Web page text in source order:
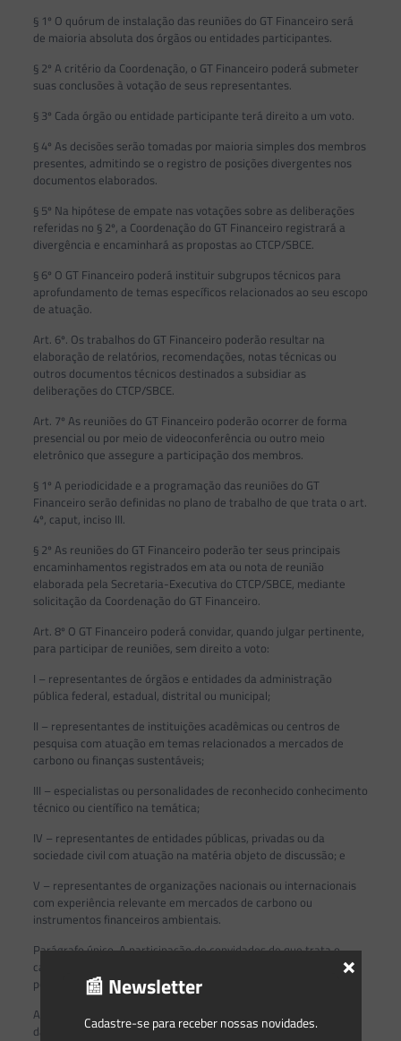
§ 1º O quórum de instalação das reuniões do GT Financeiro será
de maioria absoluta dos órgãos ou entidades participantes.
§ 2º A critério da Coordenação, o GT Financeiro poderá submeter
suas conclusões à votação de seus representantes.
§ 3º Cada órgão ou entidade participante terá direito a um voto.
§ 4º As decisões serão tomadas por maioria simples dos membros
presentes, admitindo se o registro de posições divergentes nos
documentos elaborados.
§ 5º Na hipótese de empate nas votações sobre as deliberações
referidas no § 2º, a Coordenação do GT Financeiro registrará a
divergência e encaminhará as propostas ao CTCP/SBCE.
§ 6º O GT Financeiro poderá instituir subgrupos técnicos para
aprofundamento de temas específicos relacionados ao seu escopo
de atuação.
Art. 6º. Os trabalhos do GT Financeiro poderão resultar na
elaboração de relatórios, recomendações, notas técnicas ou
outros documentos técnicos destinados a subsidiar as
deliberações do CTCP/SBCE.
Art. 7º As reuniões do GT Financeiro poderão ocorrer de forma
presencial ou por meio de videoconferência ou outro meio
eletrônico que assegure a participação dos membros.
§ 1º A periodicidade e a programação das reuniões do GT
Financeiro serão definidas no plano de trabalho de que trata o art.
4º, caput, inciso III.
§ 2º As reuniões do GT Financeiro poderão ter seus principais
encaminhamentos registrados em ata ou nota de reunião
elaborada pela Secretaria-Executiva do CTCP/SBCE, mediante
solicitação da Coordenação do GT Financeiro.
Art. 8º O GT Financeiro poderá convidar, quando julgar pertinente,
para participar de reuniões, sem direito a voto:
I – representantes de órgãos e entidades da administração
pública federal, estadual, distrital ou municipal;
II – representantes de instituições acadêmicas ou centros de
pesquisa com atuação em temas relacionados a mercados de
carbono ou finanças sustentáveis;
III – especialistas ou personalidades de reconhecido conhecimento
técnico ou científico na temática;
IV – representantes de entidades públicas, privadas ou da
sociedade civil com atuação na matéria objeto de discussão; e
V – representantes de organizações nacionais ou internacionais
com experiência relevante em mercados de carbono ou
instrumentos financeiros ambientais.
Parágrafo único. A participação de convidados de que trata o
caput poderá ser definida pela Coordenação do GT Financeiro ou
por deliberação de seus membros.
Art. 9º O GT Financeiro terá duração de até um ano, contado da
data de realização de sua primeira reunião, podendo ser
📰 Newsletter
Cadastre-se para receber nossas novidades.
×